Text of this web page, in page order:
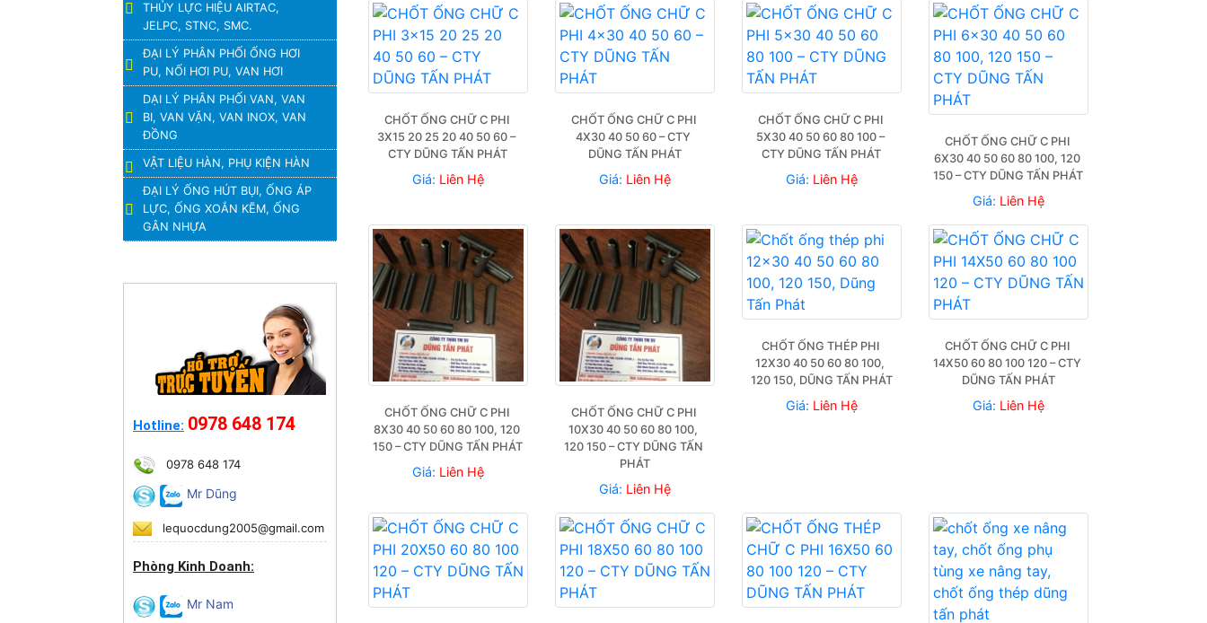
THỦY LỰC HIỆU AIRTAC,
JELPC, STNC, SMC.
ĐẠI LÝ PHÂN PHỐI ỐNG HƠI
PU, NỐI HƠI PU, VAN HƠI
DẠI LÝ PHÂN PHỐI VAN, VAN
BI, VAN VẶN, VAN INOX, VAN
ĐỒNG
VẬT LIỆU HÀN, PHỤ KIỆN HÀN
ĐẠI LÝ ỐNG HÚT BỤI, ỐNG ÁP
LỰC, ỐNG XOẮN KẼM, ỐNG
GÂN NHỰA
Hotline: 0978 648 174
0978 648 174
Mr Dũng
lequocdung2005@gmail.com
Phòng Kinh Doanh:
Mr Nam
CHỐT ỐNG CHỮ C PHI
3X15 20 25 20 40 50 60 –
CTY DŨNG TẤN PHÁT
Giá: Liên Hệ
CHỐT ỐNG CHỮ C PHI
4X30 40 50 60 – CTY
DŨNG TẤN PHÁT
Giá: Liên Hệ
CHỐT ỐNG CHỮ C PHI
5X30 40 50 60 80 100 –
CTY DŨNG TẤN PHÁT
Giá: Liên Hệ
CHỐT ỐNG CHỮ C PHI
6X30 40 50 60 80 100, 120
150 – CTY DŨNG TẤN PHÁT
Giá: Liên Hệ
CHỐT ỐNG CHỮ C PHI
8X30 40 50 60 80 100, 120
150 – CTY DŨNG TẤN PHÁT
Giá: Liên Hệ
CHỐT ỐNG CHỮ C PHI
10X30 40 50 60 80 100,
120 150 – CTY DŨNG TẤN
PHÁT
Giá: Liên Hệ
CHỐT ỐNG THÉP PHI
12X30 40 50 60 80 100,
120 150, DŨNG TẤN PHÁT
Giá: Liên Hệ
CHỐT ỐNG CHỮ C PHI
14X50 60 80 100 120 – CTY
DŨNG TẤN PHÁT
Giá: Liên Hệ